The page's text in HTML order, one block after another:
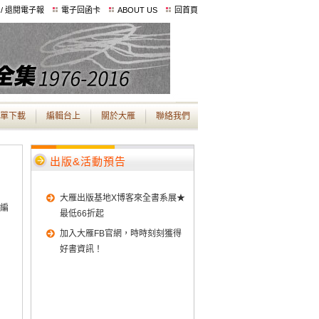
退閱電子報 電子回函卡 ABOUT US 回首頁
下載 編輯台上 關於大雁 聯絡我們
出版&活動預告
大雁出版基地X博客來全書系展★
最低66折起
加入大雁FB官網，時時刻刻獲得
好書資訊！